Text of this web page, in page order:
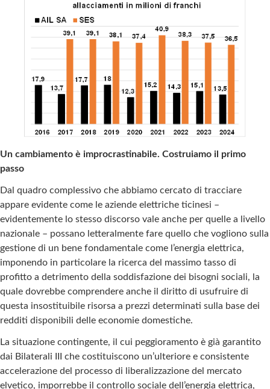
Un cambiamento è improcrastinabile. Costruiamo il primo
passo
Dal quadro complessivo che abbiamo cercato di tracciare
appare evidente come le aziende elettriche ticinesi –
evidentemente lo stesso discorso vale anche per quelle a livello
nazionale – possano letteralmente fare quello che vogliono sulla
gestione di un bene fondamentale come l’energia elettrica,
imponendo in particolare la ricerca del massimo tasso di
profitto a detrimento della soddisfazione dei bisogni sociali, la
quale dovrebbe comprendere anche il diritto di usufruire di
questa insostituibile risorsa a prezzi determinati sulla base dei
redditi disponibili delle economie domestiche.
La situazione contingente, il cui peggioramento è già garantito
dai Bilaterali III che costituiscono un’ulteriore e consistente
accelerazione del processo di liberalizzazione del mercato
elvetico, imporrebbe il controllo sociale dell’energia elettrica,